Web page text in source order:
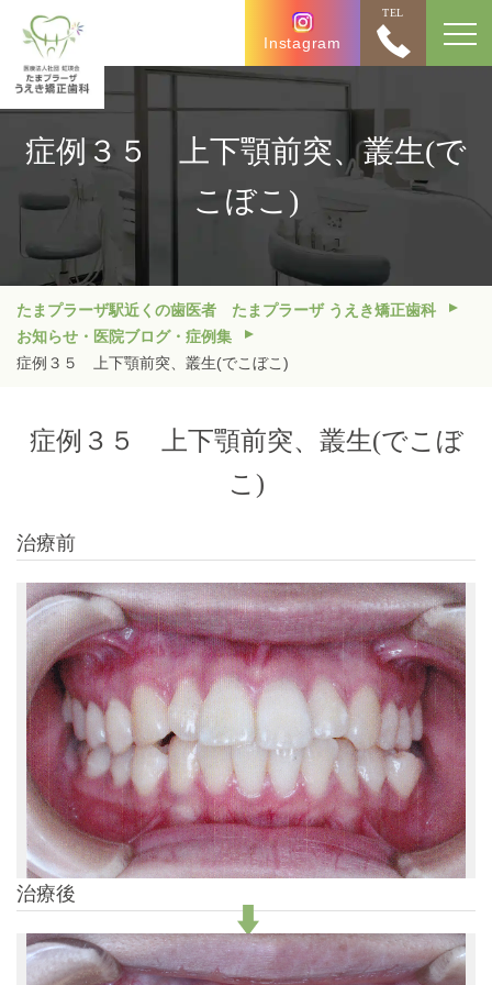
Instagram
TEL
症例３５ 上下顎前突、叢生(で
こぼこ)
たまプラーザ駅近くの歯医者 たまプラーザ うえき矯正歯科
お知らせ・医院ブログ・症例集
症例３５ 上下顎前突、叢生(でこぼこ)
症例３５ 上下顎前突、叢生(でこぼ
こ)
治療前
治療後